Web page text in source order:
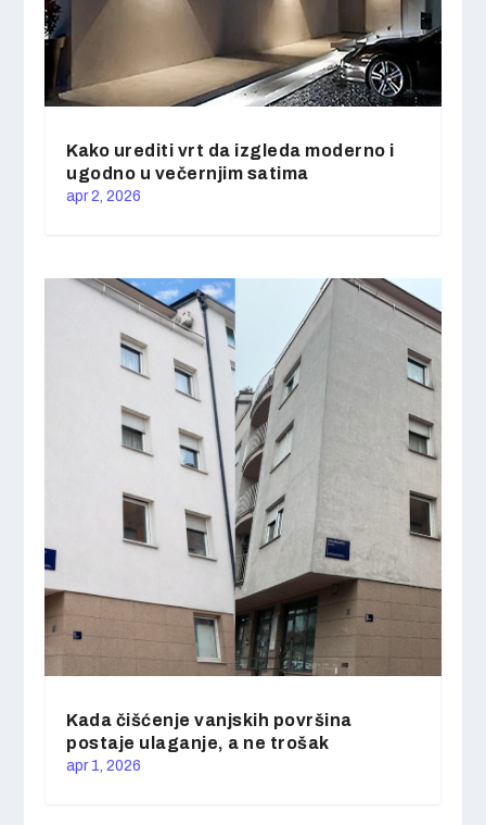
Kako urediti vrt da izgleda moderno i
ugodno u večernjim satima
apr 2, 2026
Kada čišćenje vanjskih površina
postaje ulaganje, a ne trošak
apr 1, 2026